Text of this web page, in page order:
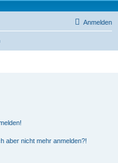
Anmelden
aber nicht mehr anmelden?!